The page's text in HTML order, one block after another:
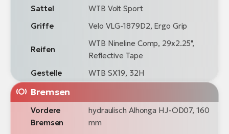
Sattel
WTB Volt Sport
Griffe
Velo VLG-1879D2, Ergo Grip
Reifen
WTB Nineline Comp, 29x2.25",
Reflective Tape
Gestelle
WTB SX19, 32H
Bremsen
Vordere
Bremsen
hydraulisch Alhonga HJ-OD07, 160
mm